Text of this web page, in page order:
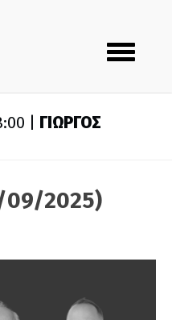
Toggle
navigation
| ΓΙΩΡΓΟΣ
09/2025)